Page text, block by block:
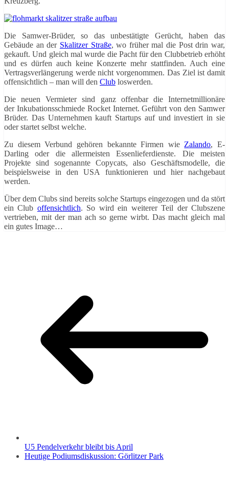
Die Samwer-Brüder, so das unbestätigte Gerücht, haben das
Gebäude an der Skalitzer Straße, wo früher mal die Post drin war,
gekauft. Und gleich mal wurde die Pacht für den Clubbetrieb erhöht
und es dürfen auch keine Konzerte mehr stattfinden. Auch eine
Vertragsverlängerung werde nicht vorgenommen. Das Ziel ist damit
offensichtlich – man will den Club loswerden.
Die neuen Vermieter sind ganz offenbar die Internetmillionäre
der Inkubationsschmiede Rocket Internet. Geführt von den Samwer
Brüder. Das Unternehmen kauft Startups auf und investiert in sie
oder startet selbst welche.
Zu diesem Verbund gehören bekannte Firmen wie Zalando, E-
Darling oder die allermeisten Essenlieferdienste. Die meisten
Projekte sind sogenannte Copycats, also Geschäftsmodelle, die
beispielsweise in den USA funktionieren und hier nachgebaut
werden.
Über dem Clubs sind bereits solche Startups eingezogen und da stört
ein Club offensichtlich. So wird ein weiterer Teil der Clubszene
vertrieben, mit der man ach so gerne wirbt. Das macht gleich mal
ein gutes Image…
U5 Pendelverkehr bleibt bis April
Heutige Podiumsdiskussion: Görlitzer Park